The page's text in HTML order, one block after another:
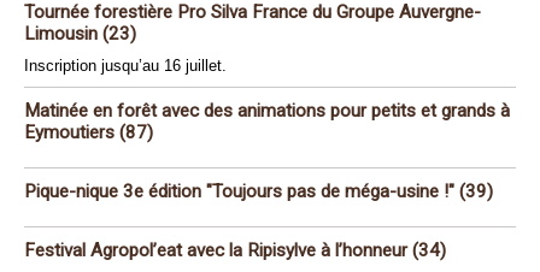
Tournée forestière Pro Silva France du Groupe Auvergne-
Limousin (23)
Inscription jusqu’au 16 juillet.
Matinée en forêt avec des animations pour petits et grands à
Eymoutiers (87)
Pique-nique 3e édition "Toujours pas de méga-usine !" (39)
Festival Agropol’eat avec la Ripisylve à l’honneur (34)